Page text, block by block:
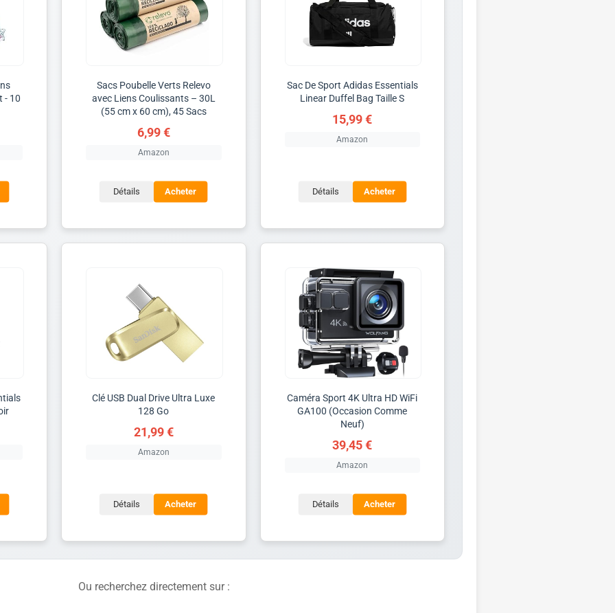
- 10
Sacs Poubelle Verts Relevo
avec Liens Coulissants – 30L
(55 cm x 60 cm), 45 Sacs
6,99 €
Amazon
Détails Acheter
Sac De Sport Adidas Essentials
Linear Duffel Bag Taille S
15,99 €
Amazon
Détails Acheter
Clé USB Dual Drive Ultra Luxe
128 Go
21,99 €
Amazon
Détails Acheter
Caméra Sport 4K Ultra HD WiFi
GA100 (Occasion Comme
Neuf)
39,45 €
Amazon
Détails Acheter
Ou recherchez directement sur :